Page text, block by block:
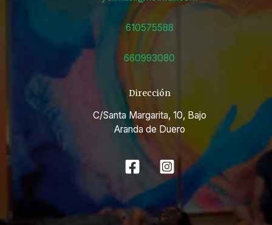
610575588
660993080
Dirección
C/Santa Margarita, 10, Bajo
Aranda de Duero